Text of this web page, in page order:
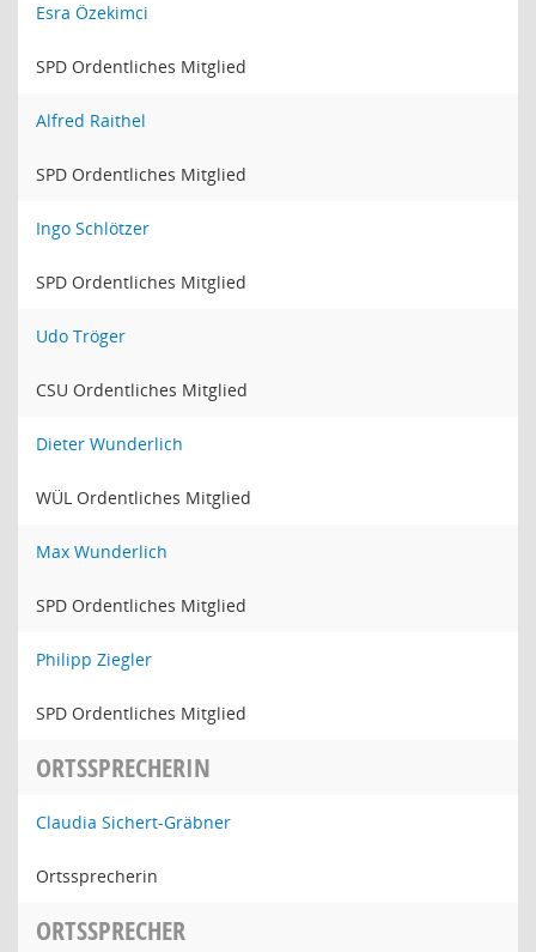
Esra Özekimci
SPD Ordentliches Mitglied
Alfred Raithel
SPD Ordentliches Mitglied
Ingo Schlötzer
SPD Ordentliches Mitglied
Udo Tröger
CSU Ordentliches Mitglied
Dieter Wunderlich
WÜL Ordentliches Mitglied
Max Wunderlich
SPD Ordentliches Mitglied
Philipp Ziegler
SPD Ordentliches Mitglied
ORTSSPRECHERIN
Claudia Sichert-Gräbner
Ortssprecherin
ORTSSPRECHER